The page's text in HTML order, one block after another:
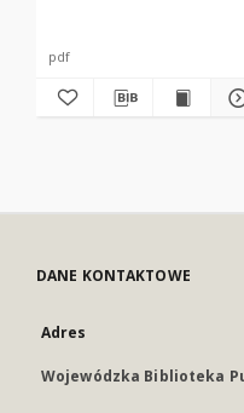
pdf
DANE KONTAKTOWE
Adres
Wojewódzka Biblioteka